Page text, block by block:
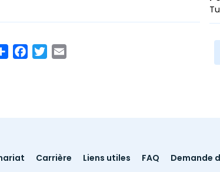
ShareFacebook
Twitter
Carrière Liens utiles FAQ Demande